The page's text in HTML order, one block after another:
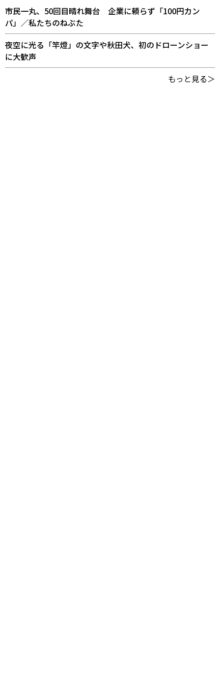
市民一丸、50回目晴れ舞台 企業に頼らず「100円カン
パ」／私たちのねぶた
夜空に光る「竿燈」の文字や秋田犬、初のドローンショー
に大歓声
もっと見る＞